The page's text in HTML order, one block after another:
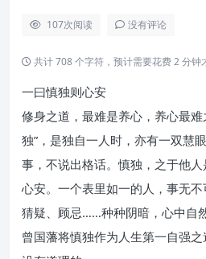
107次阅读 没有评论
共计 708 个字符，预计需要花费 2 分钟
一曰慎独则心安
修身之道，最难是养心，养心最
独”，是独自一人时，亦有一双慧
事，不说出格话。慎独，之于他
心安。一个表里如一的人，事无不
猜疑、顾忌……种种阴暗，心中自
曾国藩将慎独作为人生第一自强